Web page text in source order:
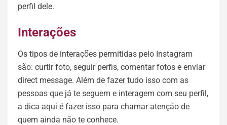
perfil dele.
Interações
Os tipos de interações permitidas pelo Instagram
são: curtir foto, seguir perfis, comentar fotos e enviar
direct message. Além de fazer tudo isso com as
pessoas que já te seguem e interagem com seu perfil,
a dica aqui é fazer isso para chamar atenção de
quem ainda não te conhece.